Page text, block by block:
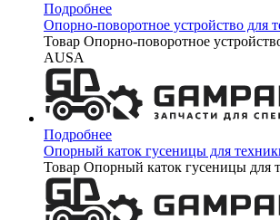
Подробнее
Опорно-поворотное устройство для
Товар Опорно-поворотное
AUSA
Подробнее
Опорный каток гусеницы для
Товар Опорный каток гусеницы для